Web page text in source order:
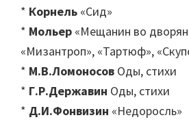
* Корнель «Сид»
* Мольер «Мещанин во
«Мизантроп», «Тартюф»,
* М.В.Ломоносов Оды, стихи
* Г.Р.Державин Оды, стихи
* Д.И.Фонвизин «Недоросль»